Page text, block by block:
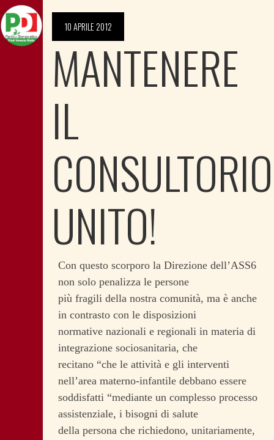
10 APRILE 2012
MANTENERE
IL
CONSULTORIO
UNITO!
Con questo scorporo la Direzione dell’ASS6
non solo penalizza le persone
più fragili della nostra comunità, ma è anche
in contrasto con le disposizioni
normative nazionali e regionali in materia di
integrazione sociosanitaria, che
recitano “che le attività e gli interventi
nell’area materno-infantile debbano essere
soddisfatti “mediante un complesso processo
assistenziale, i bisogni di salute
della persona che richiedono, unitariamente,